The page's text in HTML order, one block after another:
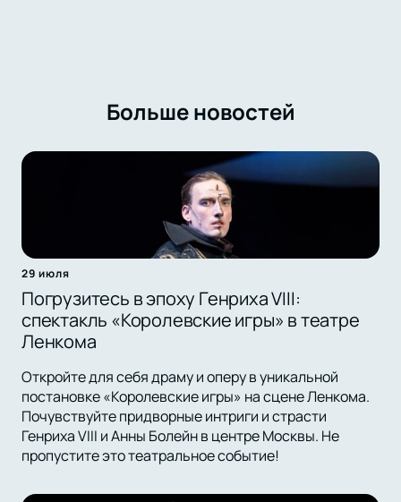
Больше новостей
29 июля
Погрузитесь в эпоху Генриха VIII:
спектакль «Королевские игры» в театре
Ленкома
Откройте для себя драму и оперу в уникальной
постановке «Королевские игры» на сцене Ленкома.
Почувствуйте придворные интриги и страсти
Генриха VIII и Анны Болейн в центре Москвы. Не
пропустите это театральное событие!